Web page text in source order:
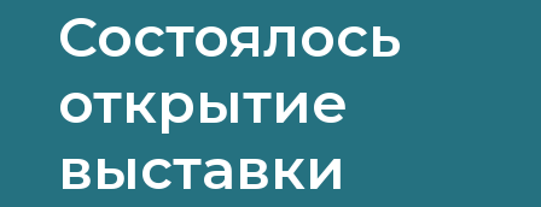
Состоялось
открытие
выставки